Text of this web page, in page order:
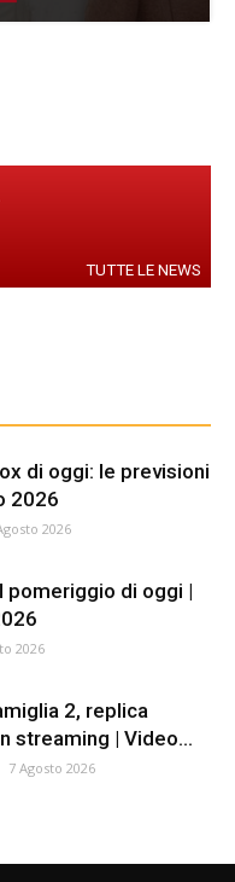
TUTTE LE NEWS
di oggi: le previsioni
2026
2026
pomeriggio di oggi |
2026
2, replica
streaming | Video...
7 Agosto 2026